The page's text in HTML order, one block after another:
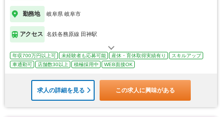
勤務地 岐阜県 岐阜市
アクセス 名鉄各務原線 田神駅
年収700万円以上可 未経験者も応募可能 産休・育休取得実績有り
スキルアップ
車通勤可
店舗数30以上 積極採用中 WEB面接OK
求人の詳細を見る この求人に興味がある